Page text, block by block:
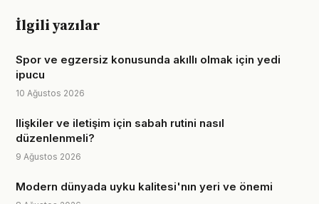
İlgili yazılar
Spor ve egzersiz konusunda akıllı olmak için yedi
ipucu
10 Ağustos 2026
Ilişkiler ve iletişim için sabah rutini nasıl
düzenlenmeli?
9 Ağustos 2026
Modern dünyada uyku kalitesi'nın yeri ve önemi